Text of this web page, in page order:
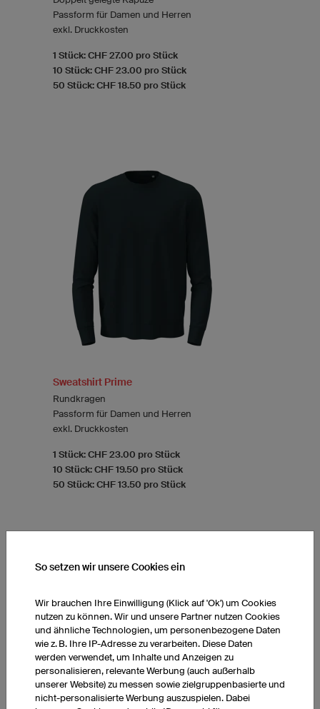
Passform für Damen und Herren
exkl. Druckkosten
1 Stück: CHF 27.00 pro Stück
10 Stück: CHF 23.00 pro Stück
50 Stück: CHF 18.50 pro Stück
Sweatshirt Prime
Rundkragen
Passform für Damen und Herren
exkl. Druckkosten
1 Stück: CHF 23.00 pro Stück
10 Stück: CHF 19.50 pro Stück
50 Stück: CHF 13.50 pro Stück
So setzen wir unsere Cookies ein
Wir brauchen Ihre Einwilligung (Klick auf 'Ok') um Cookies
nutzen zu können. Wir und unsere Partner nutzen Cookies
und ähnliche Technologien, um personenbezogene Daten
wie z. B. Ihre IP-Adresse zu verarbeiten. Diese Daten
werden verwendet, um Inhalte und Anzeigen zu
personalisieren, relevante Werbung (auch außerhalb
unserer Website) zu messen sowie zielgruppenbasierte und
nicht-personalisierte Werbung auszuspielen. Dabei